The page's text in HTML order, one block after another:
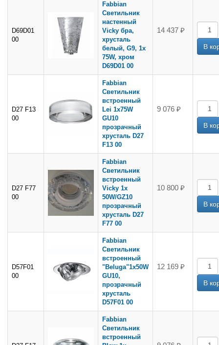
D69D01
00
Fabbian
Светильник
настенный
Vicky бра,
хрусталь
белый, G9, 1x
75W, хром
D69D01 00
14 437 ₽
D27 F13
00
Fabbian
Светильник
встроенный
Lei 1x75W
GU10
прозрачный
хрусталь D27
F13 00
9 076 ₽
D27 F77
00
Fabbian
Светильник
встроенный
Vicky 1х
50W/GZ10
прозрачный
хрусталь D27
F77 00
10 800 ₽
D57F01
00
Fabbian
Светильник
встроенный
"Beluga"1х50W
GU10,
прозрачный
хрусталь
D57F01 00
12 169 ₽
Fabbian
Светильник
встроенный